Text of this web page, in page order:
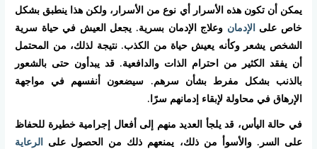
يمكن أن تكون هذه الأسرار أي نوع من الأسرار، ولكن هذا ينطبق بشكل
خاص علىالإدمان وعلاج الإدمان بسرية. يجعل العيش في حياة سرية
الشخص يشعر وكأنه يعيش حياة من الكذب. نتيجة لذلك، من المحتمل
أن يفقد الكثير من احترام الذات والدافعية. قد يبدأون حتى بالشعور
بالذنب بشكل مفرط بشأن سرهم. سيضعون أنفسهم في مواجهة
الإرهاق في محاولة لإبقاء إدمانهم سرًا.
في حالة اليأس، قد يلجأ العديد منهم إلى أفعال إجرامية خطيرة للحفاظ
على السر. والأسوأ من ذلك، يمنعهم ذلك من الحصول على الرعاية